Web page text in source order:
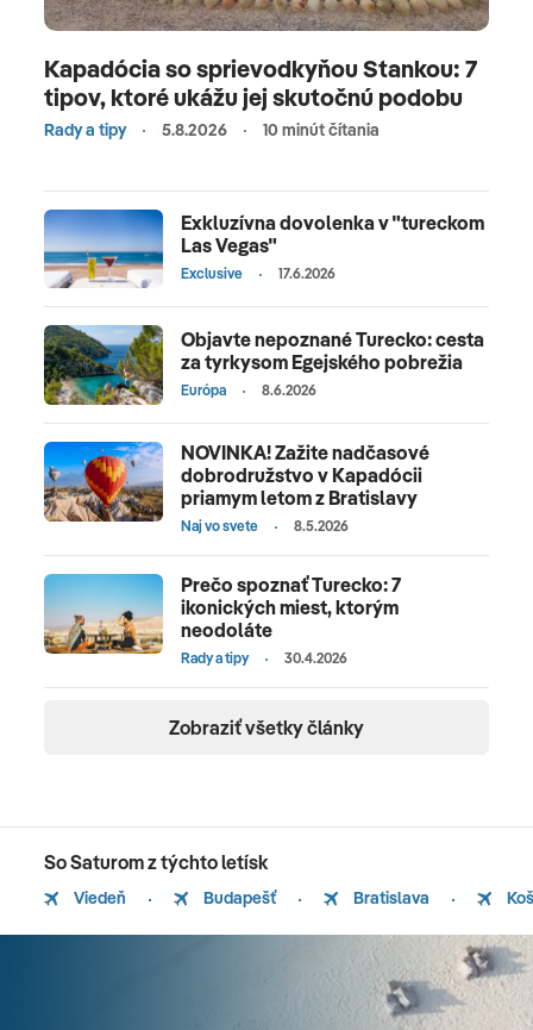
Kapadócia so sprievodkyňou Stankou: 7
tipov, ktoré ukážu jej skutočnú podobu
Rady a tipy 5.8.2026 10 minút čítania
Exkluzívna dovolenka v "tureckom
Las Vegas"
Exclusive 17.6.2026
Objavte nepoznané Turecko: cesta
za tyrkysom Egejského pobrežia
Európa 8.6.2026
NOVINKA! Zažite nadčasové
dobrodružstvo v Kapadócii
priamym letom z Bratislavy
Naj vo svete 8.5.2026
Prečo spoznať Turecko: 7
ikonických miest, ktorým
neodoláte
Rady a tipy 30.4.2026
Zobraziť všetky články
So Saturom z týchto letísk
Viedeň Budapešť Bratislava